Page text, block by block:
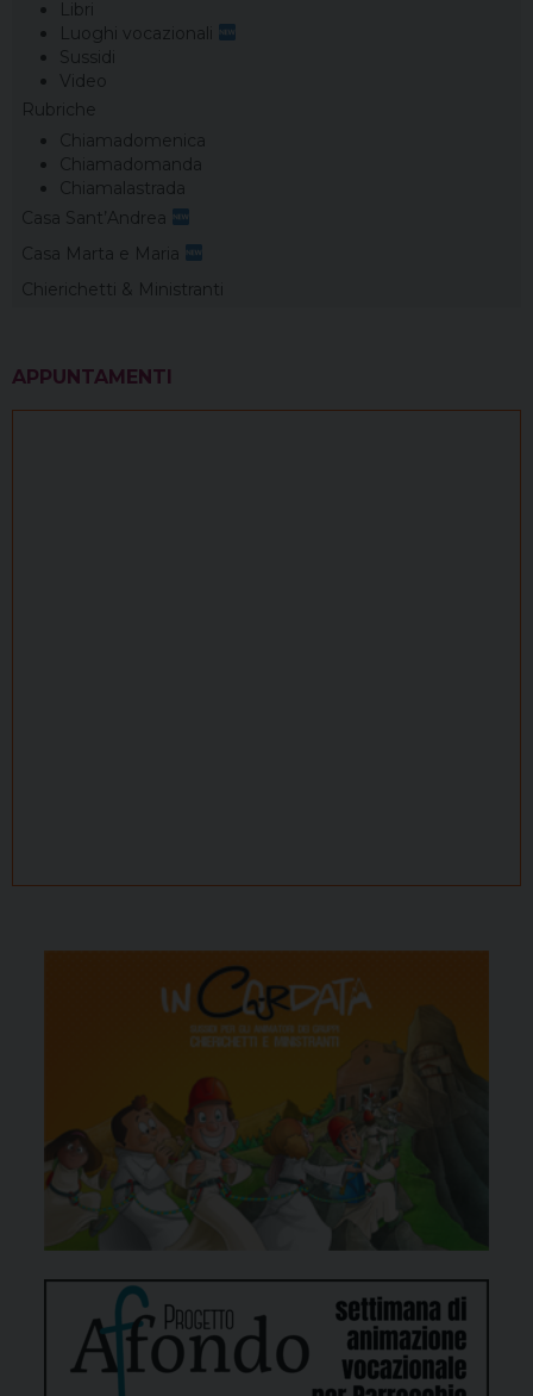
Libri
Luoghi vocazionali
Sussidi
Video
Rubriche
Chiamadomenica
Chiamadomanda
Chiamalastrada
Casa Sant’Andrea
Casa Marta e Maria
Chierichetti & Ministranti
APPUNTAMENTI